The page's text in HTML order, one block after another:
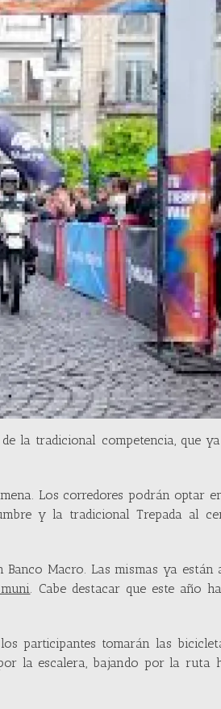
la tradicional competencia, que
Los corredores podrán optar
y la tradicional Trepada al
Macro. Las mismas ya están
. Cabe destacar que este año
participantes tomarán las
la escalera, bajando por la ruta